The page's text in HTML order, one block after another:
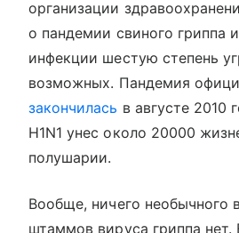
организации
о пандемии свиного гриппа
инфекции шестую степень
возможных. Пандемия
закончилась в августе 2010
H1N1 унес около 20000
полушарии.
Вообще, ничего необычного
штаммов вируса гриппа нет.